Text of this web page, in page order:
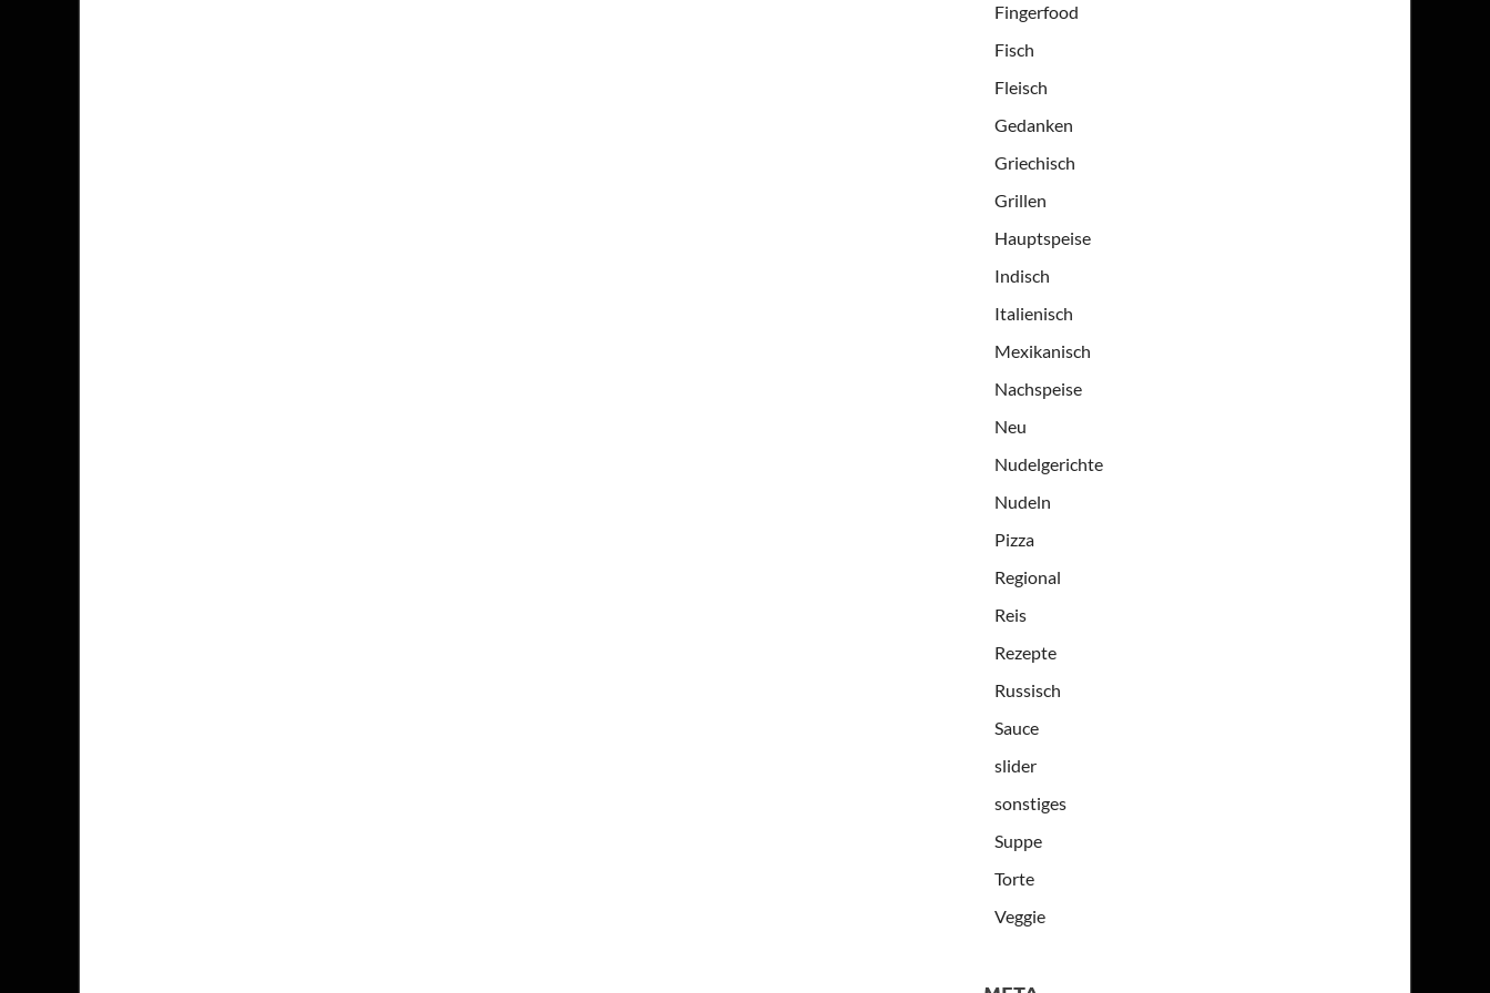
Fingerfood
Fisch
Fleisch
Gedanken
Griechisch
Grillen
Hauptspeise
Indisch
Italienisch
Mexikanisch
Nachspeise
Neu
Nudelgerichte
Nudeln
Pizza
Regional
Reis
Rezepte
Russisch
Sauce
slider
sonstiges
Suppe
Torte
Veggie